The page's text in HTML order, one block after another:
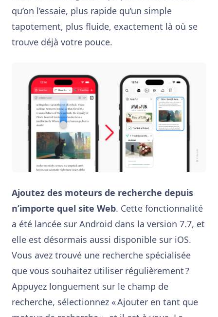
qu’on l’essaie, plus rapide qu’un simple
tapotement, plus fluide, exactement là où se
trouve déjà votre pouce.
Ajoutez des moteurs de recherche depuis
n’importe quel site Web. Cette fonctionnalité
a été lancée sur Android dans la version 7.7, et
elle est désormais aussi disponible sur iOS.
Vous avez trouvé une recherche spécialisée
que vous souhaitez utiliser régulièrement ?
Appuyez longuement sur le champ de
recherche, sélectionnez « Ajouter en tant que